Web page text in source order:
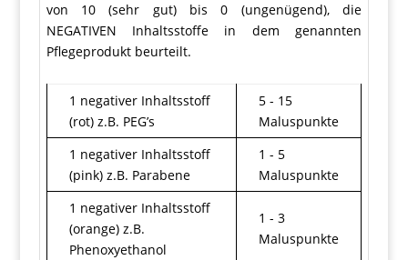
von 10 (sehr gut) bis 0 (ungenügend), die
NEGATIVEN Inhaltsstoffe in dem genannten
Pflegeprodukt beurteilt.
1 negativer Inhaltsstoff
(rot) z.B. PEG’s
5 - 15
Maluspunkte
1 negativer Inhaltsstoff
(pink) z.B. Parabene
1 - 5
Maluspunkte
1 negativer Inhaltsstoff
(orange) z.B.
Phenoxyethanol
1 - 3
Maluspunkte